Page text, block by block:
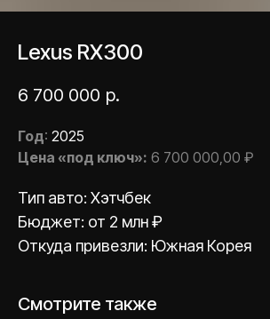
Lexus RX300
6 700 000 р.
Год: 2025
Цена «под ключ»: 6 700 000,00 ₽
Тип авто: Хэтчбек
Бюджет: от 2 млн ₽
Откуда привезли: Южная Корея
Смотрите также
Есть вопрос или